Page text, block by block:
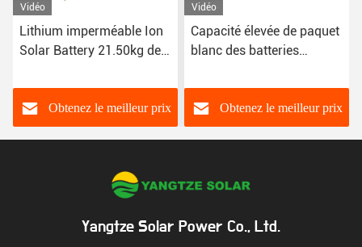
Vidéo
Lithium imperméable Ion
Solar Battery 21.50kg de
Obtenez le meilleur prix
Vidéo
Capacité élevée de paquet
blanc des batteries
28.50kg de lithium d'OEM
Obtenez le meilleur prix
Yangtze Solar Power Co., Ltd.